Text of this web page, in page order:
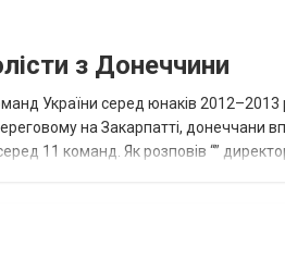
з Донеччини
України серед юнаків 2012–2013
на Закарпатті, донеччани
11 команд. Як розповів “”